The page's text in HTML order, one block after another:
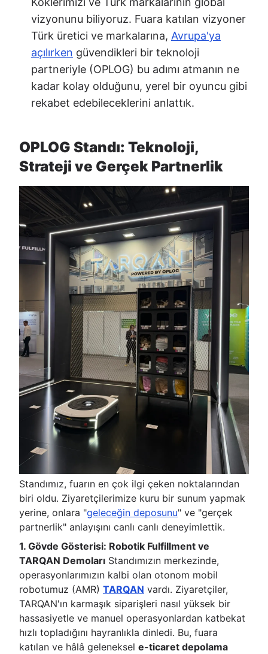
vizyonunu biliyoruz. Fuara katılan vizyoner
Türk üretici ve markalarına, Avrupa'ya
açılırken güvendikleri bir teknoloji
partneriyle (OPLOG) bu adımı atmanın ne
kadar kolay olduğunu, yerel bir oyuncu gibi
rekabet edebileceklerini anlattık.
OPLOG Standı: Teknoloji,
Strateji ve Gerçek Partnerlik
Standımız, fuarın en çok ilgi çeken noktalarından
biri oldu. Ziyaretçilerimize kuru bir sunum yapmak
yerine, onlara "geleceğin deposunu" ve "gerçek
partnerlik" anlayışını canlı canlı deneyimlettik.
1. Gövde Gösterisi: Robotik Fulfillment ve
TARQAN Demoları Standımızın merkezinde,
operasyonlarımızın kalbi olan otonom mobil
robotumuz (AMR) TARQAN vardı. Ziyaretçiler,
TARQAN'ın karmaşık siparişleri nasıl yüksek bir
hassasiyetle ve manuel operasyonlardan katbekat
hızlı topladığını hayranlıkla dinledi. Bu, fuara
katılan ve hâlâ geleneksel e-ticaret depolama